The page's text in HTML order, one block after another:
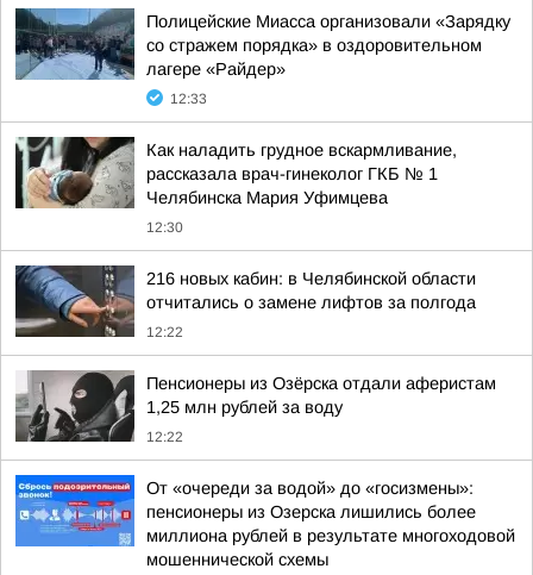
Полицейские Миасса организовали «Зарядку
со стражем порядка» в оздоровительном
лагере «Райдер»
12:33
Как наладить грудное вскармливание,
рассказала врач-гинеколог ГКБ № 1
Челябинска Мария Уфимцева
12:30
216 новых кабин: в Челябинской области
отчитались о замене лифтов за полгода
12:22
Пенсионеры из Озёрска отдали аферистам
1,25 млн рублей за воду
12:22
От «очереди за водой» до «госизмены»:
пенсионеры из Озерска лишились более
миллиона рублей в результате многоходовой
мошеннической схемы